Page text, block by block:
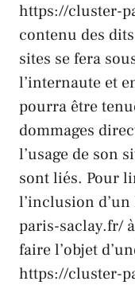
https://cluster-
contenu des dits
sites se fera
l’internaute et
pourra être
dommages
l’usage de son
sont liés. Pour
l’inclusion
paris-saclay.fr/
faire l’objet
https://cluster-